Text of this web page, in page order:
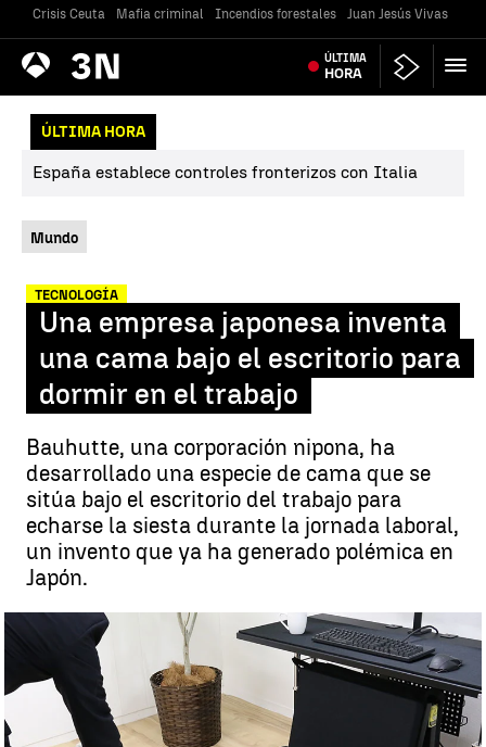
Crisis Ceuta Mafia criminal Incendios forestales Juan Jesús Vivas
Antena
3 Noticias ÚLTIMA
HORA
ÚLTIMA HORA
España establece controles fronterizos con Italia
Mundo
TECNOLOGÍA
Una empresa japonesa inventa
una cama bajo el escritorio para
dormir en el trabajo
Bauhutte, una corporación nipona, ha
desarrollado una especie de cama que se
sitúa bajo el escritorio del trabajo para
echarse la siesta durante la jornada laboral,
un invento que ya ha generado polémica en
Japón.
Una empresa japonesa inventa una cama bajo el escritorio para
dormir en el trabajo |Antena 3 Noticias